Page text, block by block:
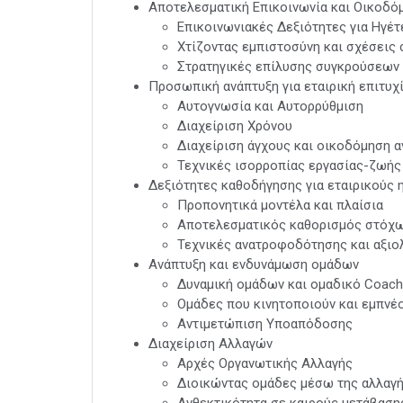
Αποτελεσματική Επικοινωνία και
Επικοινωνιακές Δεξιότητες για
Χτίζοντας εμπιστοσύνη και σχέσεις
Στρατηγικές επίλυσης συγκρούσεων
Προσωπική ανάπτυξη για εταιρική
Αυτογνωσία και Αυτορρύθμιση
Διαχείριση Χρόνου
Διαχείριση άγχους και οικοδόμηση
Τεχνικές ισορροπίας εργασίας-ζωής
Δεξιότητες καθοδήγησης για εταιρικούς
Προπονητικά μοντέλα και πλαίσια
Αποτελεσματικός καθορισμός
Τεχνικές ανατροφοδότησης και
Ανάπτυξη και ενδυνάμωση ομάδων
Δυναμική ομάδων και ομαδικό
Ομάδες που κινητοποιούν και
Αντιμετώπιση Υποαπόδοσης
Διαχείριση Αλλαγών
Αρχές Οργανωτικής Αλλαγής
Διοικώντας ομάδες μέσω της